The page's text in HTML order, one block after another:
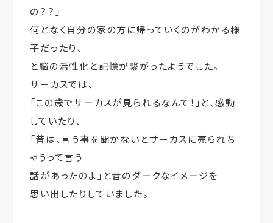
の？？」
何となく自分の家の方に帰っていくのがわかる様
子だったり、
と脳の活性化と記憶が繋がったようでした。
サーカスでは、
「この歳でサーカスが見られるなんて！」と、感動
していたり、
「昔は、言う事を聞かないとサーカスに売られち
ゃうって言う
話があったのよ」と昔のダークなイメージを
思い出したりしていました。